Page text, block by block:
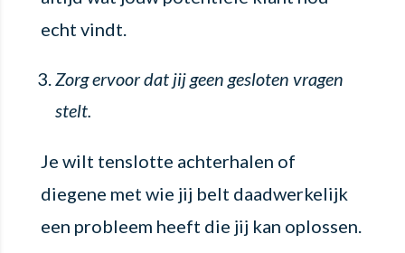
echt vindt.
Zorg ervoor dat jij geen gesloten vragen
stelt.
Je wilt tenslotte achterhalen of
diegene met wie jij belt daadwerkelijk
een probleem heeft die jij kan oplossen.